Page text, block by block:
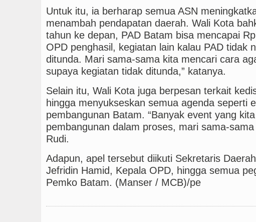
Untuk itu, ia berharap semua ASN
menambah pendapatan daerah. Wali Kota
tahun ke depan, PAD Batam bisa mencapai
OPD penghasil, kegiatan lain kalau PAD tidak
ditunda. Mari sama-sama kita mencari cara
supaya kegiatan tidak ditunda,” katanya.
Selain itu, Wali Kota juga berpesan terkait
hingga menyukseskan semua agenda seperti
pembangunan Batam. “Banyak event yang
pembangunan dalam proses, mari sama-
Rudi.
Adapun, apel tersebut diikuti Sekretaris
Jefridin Hamid, Kepala OPD, hingga semua
Pemko Batam. (Manser / MCB)/pe